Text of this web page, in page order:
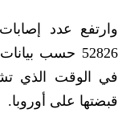
وارتفع عدد
52826 حسب
في الوقت الذي
قبضتها على أوروبا.